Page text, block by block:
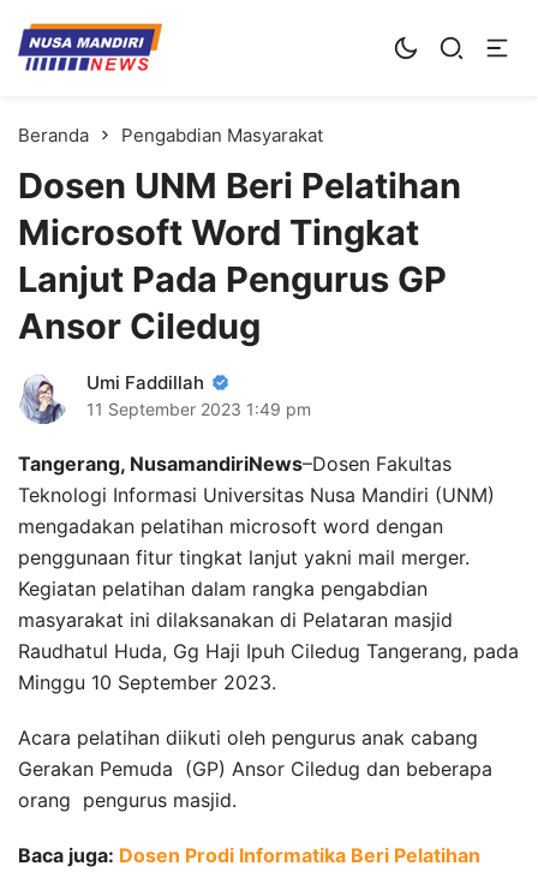
Kampus Digital Bisnis
Universitas Nusa Mandiri
Beranda Pengabdian Masyarakat
Dosen UNM Beri Pelatihan
Microsoft Word Tingkat
Lanjut Pada Pengurus GP
Ansor Ciledug
Umi Faddillah
11 September 2023 1:49 pm
Tangerang, NusamandiriNews–Dosen Fakultas
Teknologi Informasi Universitas Nusa Mandiri (UNM)
mengadakan pelatihan microsoft word dengan
penggunaan fitur tingkat lanjut yakni mail merger.
Kegiatan pelatihan dalam rangka pengabdian
masyarakat ini dilaksanakan di Pelataran masjid
Raudhatul Huda, Gg Haji Ipuh Ciledug Tangerang, pada
Minggu 10 September 2023.
Acara pelatihan diikuti oleh pengurus anak cabang
Gerakan Pemuda (GP) Ansor Ciledug dan beberapa
orang pengurus masjid.
Baca juga: Dosen Prodi Informatika Beri Pelatihan